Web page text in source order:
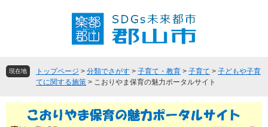
頭
飛現在地 トップページ > 分類でさがす > 子育て・教育 > 子育て > 子どもや子育
てに関する施策 > こおりやま保育の魅力ポータルサイト